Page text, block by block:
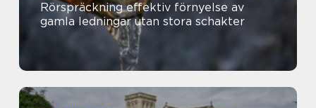
Rörspräckning effektiv förnyelse av
gamla ledningar utan stora schakter